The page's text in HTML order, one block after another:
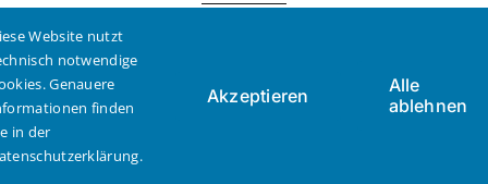
Website nutzt
notwendige
Genauere
finden
in der
Akzeptieren
Alle
ablehnen